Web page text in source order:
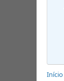
Início